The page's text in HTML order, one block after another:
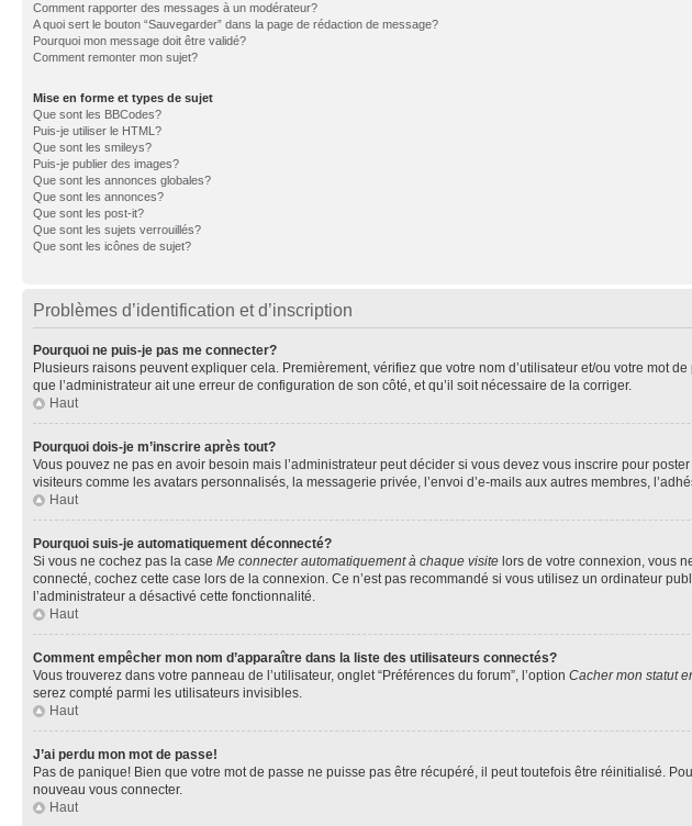
Comment rapporter des messages à un modérateur?
A quoi sert le bouton “Sauvegarder” dans la page de rédaction de message?
Pourquoi mon message doit être validé?
Comment remonter mon sujet?
Mise en forme et types de sujet
Que sont les BBCodes?
Puis-je utiliser le HTML?
Que sont les smileys?
Puis-je publier des images?
Que sont les annonces globales?
Que sont les annonces?
Que sont les post-it?
Que sont les sujets verrouillés?
Que sont les icônes de sujet?
Problèmes d’identification et d’inscription
Pourquoi ne puis-je pas me connecter?
Plusieurs raisons peuvent expliquer cela. Premièrement, vérifiez que votre nom d’utilisateur et/ou votre mot
que l’administrateur ait une erreur de configuration de son côté, et qu’il soit nécessaire de la corriger.
Haut
Pourquoi dois-je m’inscrire après tout?
Vous pouvez ne pas en avoir besoin mais l’administrateur peut décider si vous devez vous inscrire pour
visiteurs comme les avatars personnalisés, la messagerie privée, l’envoi d’e-mails aux autres membres,
Haut
Pourquoi suis-je automatiquement déconnecté?
Si vous ne cochez pas la case Me connecter automatiquement à chaque visite lors de votre connexion, vous
connecté, cochez cette case lors de la connexion. Ce n’est pas recommandé si vous utilisez un ordinateur
l’administrateur a désactivé cette fonctionnalité.
Haut
Comment empêcher mon nom d’apparaître dans la liste des utilisateurs connectés?
Vous trouverez dans votre panneau de l’utilisateur, onglet “Préférences du forum”, l’option Cacher mon statut
serez compté parmi les utilisateurs invisibles.
Haut
J’ai perdu mon mot de passe!
Pas de panique! Bien que votre mot de passe ne puisse pas être récupéré, il peut toutefois être réinitialisé.
nouveau vous connecter.
Haut